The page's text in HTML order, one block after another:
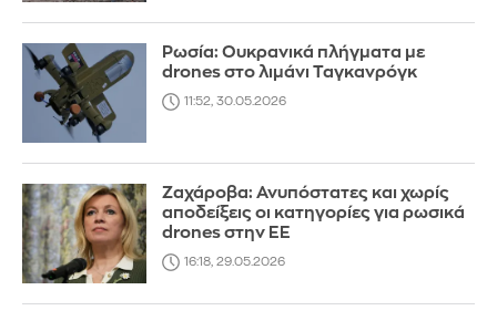
Ρωσία: Ουκρανικά πλήγματα με
drones στο λιμάνι Ταγκανρόγκ
11:52, 30.05.2026
Ζαχάροβα: Ανυπόστατες και χωρίς
αποδείξεις οι κατηγορίες για ρωσικά
drones στην ΕΕ
16:18, 29.05.2026